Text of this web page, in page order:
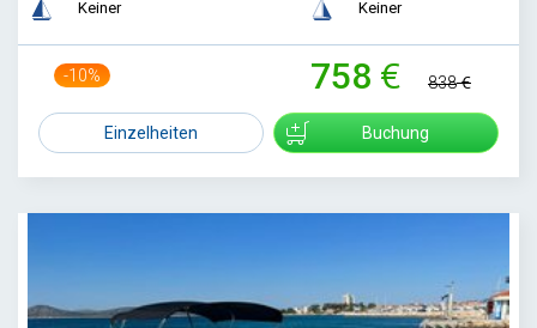
Keiner Keiner
-10% 758 838
Einzelheiten Buchung